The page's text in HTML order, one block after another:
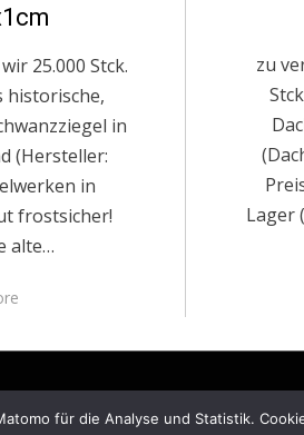
25.000 Stck.
historische,
in
(Hersteller:
in
frostsicher!
alte…
zu
Lager
©
für die Analyse und Statistik.